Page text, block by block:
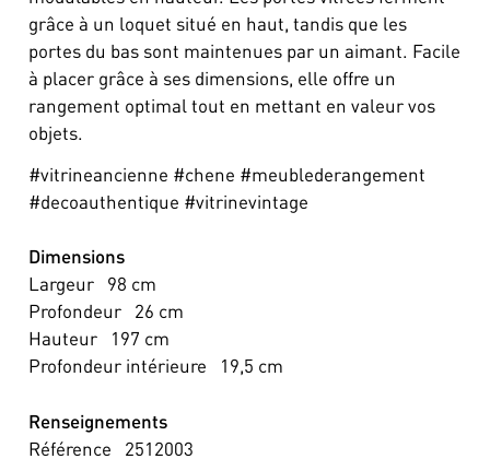
grâce à un loquet situé en haut, tandis que les
portes du bas sont maintenues par un aimant. Facile
à placer grâce à ses dimensions, elle offre un
rangement optimal tout en mettant en valeur vos
objets.
#vitrineancienne #chene #meublederangement
#decoauthentique #vitrinevintage
Dimensions
Largeur
98 cm
Profondeur
26 cm
Hauteur
197 cm
Profondeur intérieure
19,5 cm
Renseignements
Référence
2512003